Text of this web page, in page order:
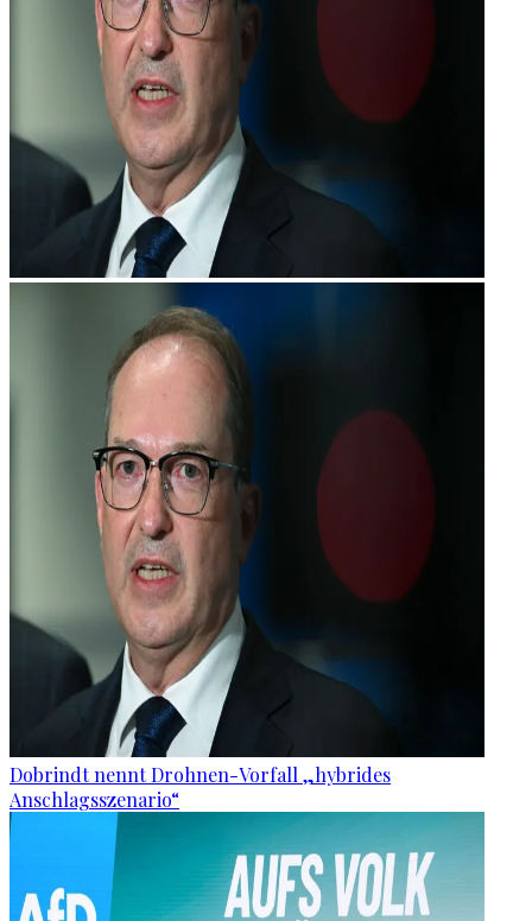
Dobrindt nennt Drohnen-Vorfall „hybrides
Anschlagsszenario“